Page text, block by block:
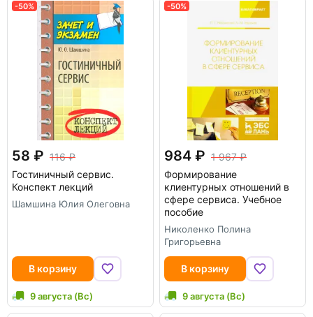
-50%
58
116
Гостиничный сервис.
Конспект лекций
Шамшина Юлия Олеговна
В корзину
9 августа (Вс)
-50%
984
1 967
Формирование
клиентурных отношений в
сфере сервиса. Учебное
пособие
Николенко Полина
Григорьевна
В корзину
9 августа (Вс)